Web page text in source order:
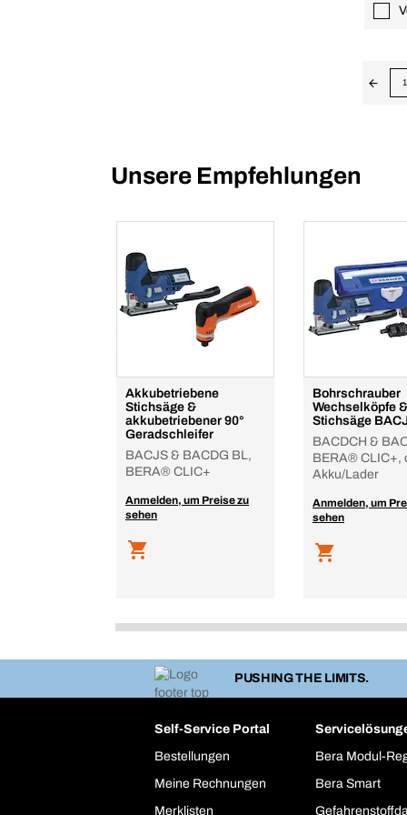
1
Unsere Empfehlungen
Akkubetriebene
Stichsäge &
akkubetriebener 90°
Geradschleifer
BACJS & BACDG BL,
BERA® CLIC+
Anmelden, um Preise zu
sehen
Bohrschrauber
Wechselköpfe &
Stichsäge
BACDCH &
BERA® CLIC+,
Akku/Lader
Anmelden, um
sehen
PUSHING THE LIMITS.
Self-Service Portal
Bestellungen
Meine Rechnungen
Merklisten
Bera Modul-
Bera Smart